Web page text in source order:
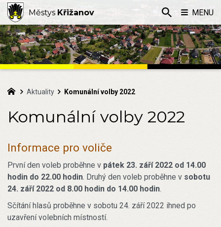
Aktuality Komunální volby 2022
Komunální volby 2022
Informace pro voliče
První den voleb proběhne v pátek 23. září 2022 od 14.00
hodin do 22.00 hodin. Druhý den voleb proběhne v sobotu
24. září 2022 od 8.00 hodin do 14.00 hodin.
Sčítání hlasů proběhne v sobotu 24. září 2022 ihned po
uzavření volebních místností.
Městys Křižanov MENU